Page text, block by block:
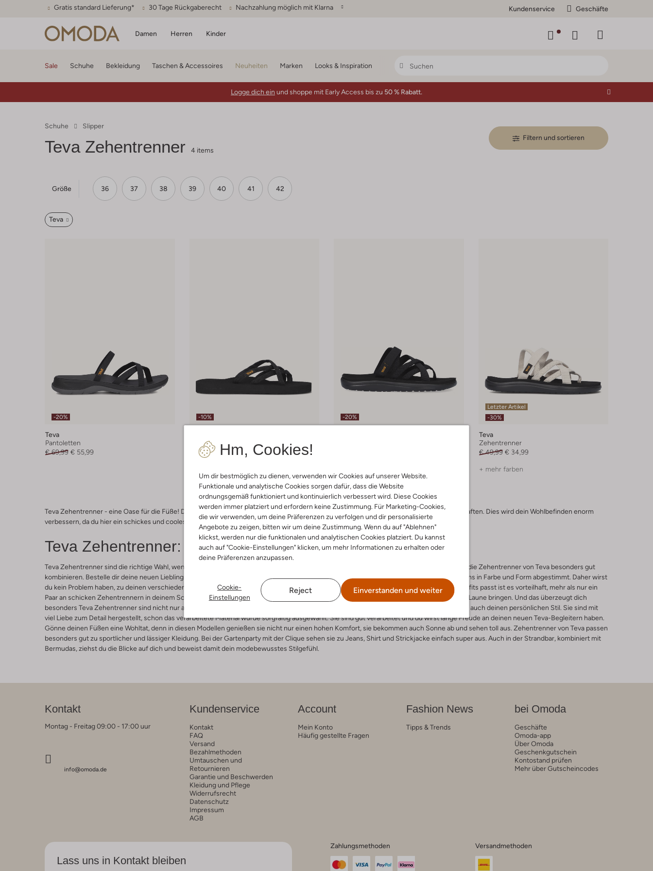
Gratis standard Lieferung* 30 Tage Rückgaberecht Nachzahlung möglich mit Klarna Kundenservice Geschäfte
Damen Herren Kinder
Hm, Cookies!
Um dir bestmöglich zu dienen, verwenden wir Cookies auf unserer Website.
Funktionale und analytische Cookies sorgen dafür, dass die Website
ordnungsgemäß funktioniert und kontinuierlich verbessert wird. Diese Cookies
werden immer platziert und erfordern keine Zustimmung. Für Marketing-Cookies,
die wir verwenden, um deine Präferenzen zu verfolgen und dir personalisierte
Angebote zu zeigen, bitten wir um deine Zustimmung. Wenn du auf "Ablehnen"
klickst, werden nur die funktionalen und analytischen Cookies platziert. Du kannst
auch auf "Cookie-Einstellungen" klicken, um mehr Informationen zu erhalten oder
deine Präferenzen anzupassen.
Cookie-
Einstellungen
Reject Einverstanden und weiter
Sale Schuhe Bekleidung Taschen & Accessoires Neuheiten Marken Looks & Inspiration
Logge dich ein und shoppe mit Early Access bis zu 50 % Rabatt.
Schuhe Slipper
Teva Zehentrenner 4 items
Filtern und sortieren
Größe 36 37 38 39 40 41 42
Teva
-20%
Teva
Pantoletten
€ 69,99 € 55,99
-10%
Zehentrenner
€ 34,99
€ 30,99
-20%
Letzter Artikel
-30%
Teva
Zehentrenner
€ 49,99 € 34,99
+ mehr farben
Teva Zehentrenner - eine Oase für die Füße! Der Hersteller legt großen Wert auf einen sehr guten Tragekomfort und optimale Laufeigenschaften. Dies wird dein Wohlbefinden enorm
verbessern, da du hier ein schickes und cooles Produkt erhältst.
Teva Zehentrenner: Wohlfühl-Erlebnis für deine Füße
Teva Zehentrenner sind die richtige Wahl, wenn du es liebst, dich bequem, aber topmodisch zu kleiden. Zum lässig-legeren Look lassen sich die Zehentrenner von Teva besonders gut
kombinieren. Bestelle dir deine neuen Lieblings-Zehentrenner ganz einfach im hippen Onlineshop von Omoda. Sie sind auf aktuelle Modetrens in Farbe und Form abgestimmt. Daher wirst
du kein Problem haben, zu deinen verschiedenen Outfits das perfekt passende Modell zu finden. Da nicht immer jedes Paar zu all deinen Outfits passt ist es vorteilhaft, mehr als nur ein
Paar an schicken Zehentrennern in deinem Schuhschrak bereit zu halten. Mode soll ja nicht langweilig sein, sondern Abwechslung und gute Laune bringen. Und das überzeugt dich
besonders Teva Zehentrenner sind nicht nur ausgesprochen schön und setzen deine Füße ins rechte Licht. Sie unterstreichen und betonen auch deinen persönlichen Stil. Sie sind mit
viel Liebe zum Detail hergestellt, schon das verarbeitete Material wurde sorgfältig ausgewählt. Sie sind gut verarbeitet und du wirst lange Freude an deinen neuen Teva-Begleitern haben.
Gönne deinen Füßen eine Wohltat, denn in diesen Modellen genießen sie nicht nur einen hohen Komfort, sie bekommen auch Sonne ab und sehen toll aus. Zehentrenner von Teva passen
besonders gut zu sportlicher und lässiger Kleidung. Bei der Gartenparty mit der Clique sehen sie zu Jeans, Shirt und Strickjacke einfach super aus. Auch in der Strandbar, kombiniert mit
Bermudas, ziehst du die Blicke auf dich und beweist damit dein modebewusstes Stilgefühl.
Kontakt
Montag - Freitag 09:00 - 17:00 uur
info@omoda.de
Kundenservice
Kontakt
FAQ
Versand
Bezahlmethoden
Umtauschen und
Retournieren
Garantie und Beschwerden
Kleidung und Pflege
Widerrufsrecht
Datenschutz
Impressum
AGB
Account
Mein Konto
Häufig gestellte Fragen
Fashion News
Tipps & Trends
bei Omoda
Geschäfte
Omoda-app
Über Omoda
Geschenkgutschein
Kontostand prüfen
Mehr über Gutscheincodes
Lass uns in Kontakt bleiben
Zahlungsmethoden Versandmethoden